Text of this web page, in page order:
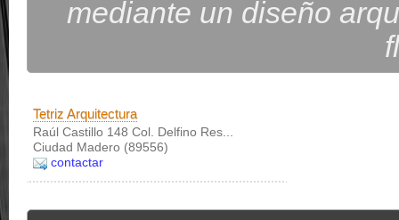
mediante un diseño
Tetriz Arquitectura
Raúl Castillo 148 Col. Delfino Res...
Ciudad Madero (89556)
contactar